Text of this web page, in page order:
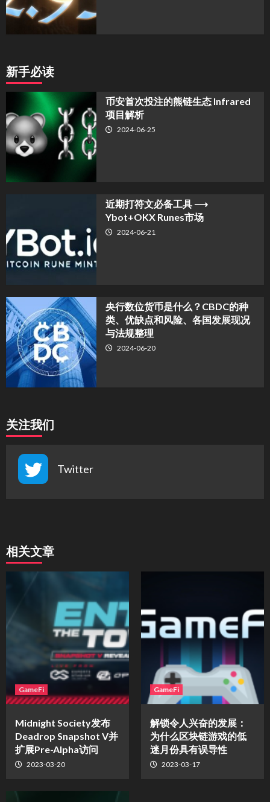
新手必读
币安首次投注的熊链生态 Infrared
项目解析
2024-06-25
近期打符文必备工具 ⟶
Ybot+OKX Runes市场
2024-06-21
央行数位货币是什么？CBDC的种
类、优缺点和风险、各国发展现况
与法规整理
2024-06-20
关注我们
Twitter
相关文章
GameFi
Midnight Society发布
Deadrop Snapshot V并
扩展Pre-Alpha访问
2023-03-20
GameFi
解锁令人兴奋的发展：
为什么区块链游戏的低
迷月份具有误导性
2023-03-17